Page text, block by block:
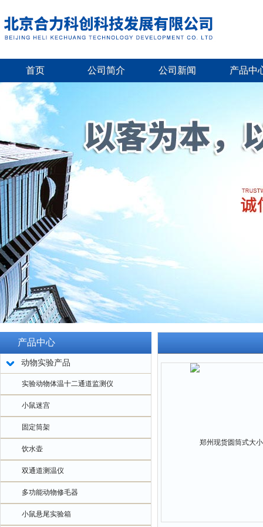
首页 公司简介 公司新闻 产品中
产品中心
动物实验产品
实验动物体温十二通道监测仪
小鼠迷宫
固定筒架
饮水壶
双通道测温仪
多功能动物修毛器
小鼠悬尾实验箱